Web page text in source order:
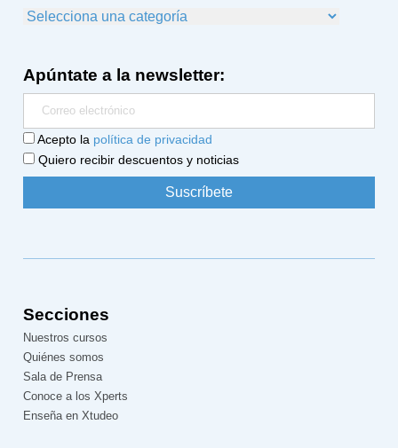
Apúntate a la newsletter:
Acepto la política de privacidad
Quiero recibir descuentos y noticias
Secciones
Nuestros cursos
Quiénes somos
Sala de Prensa
Conoce a los Xperts
Enseña en Xtudeo